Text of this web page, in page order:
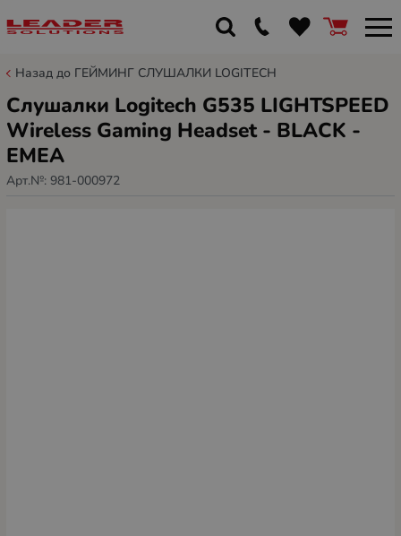
Назад до ГЕЙМИНГ СЛУШАЛКИ LOGITECH
Слушалки Logitech G535 LIGHTSPEED
Wireless Gaming Headset - BLACK -
EMEA
Арт.№: 981-000972